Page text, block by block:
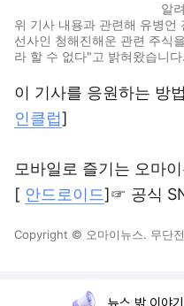
알
위 기사 내용과 관련해 유병언
선사인 청해진해운 관련 주식
라 할 수 없다"고 밝혀왔습니다.
이 기사를 응원하는 방
인클럽]
모바일로 즐기는 오마
[ 안드로이드]☞ 공식
Copyright © 오마이뉴스. 무단